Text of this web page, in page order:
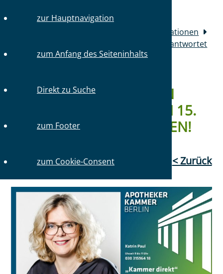
zur Hauptnavigation
zum Anfang des Seiteninhalts
Direkt zu Suche
zum Footer
zum Cookie-Consent
Medien & Publikationen
Kammer direkt: Katrin Paul beantwortet
am 15. Januar 2025 Ihre Fragen!
KAMMER DIREKT: KATRIN
PAUL BEANTWORTET AM 15.
JANUAR 2025 IHRE FRAGEN!
< Zurück